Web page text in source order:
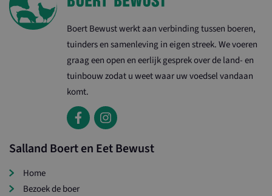
Boert Bewust werkt aan verbinding tussen boeren,
tuinders en samenleving in eigen streek. We voeren
graag een open en eerlijk gesprek over de land- en
tuinbouw zodat u weet waar uw voedsel vandaan
komt.
Salland Boert en Eet Bewust
Home
Bezoek de boer